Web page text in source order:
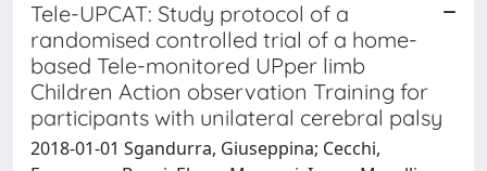
Tele-UPCAT: Study protocol of a
randomised controlled trial of a home-
based Tele-monitored UPper limb
Children Action observation Training for
participants with unilateral cerebral palsy
2018-01-01 Sgandurra, Giuseppina; Cecchi,